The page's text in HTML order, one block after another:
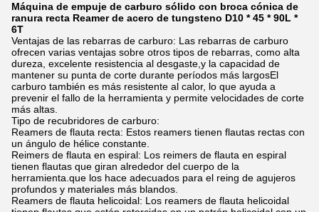
Máquina de empuje de carburo sólido con broca cónica de
ranura recta Reamer de acero de tungsteno D10 * 45 * 90L *
6T
Ventajas de las rebarras de carburo: Las rebarras de carburo
ofrecen varias ventajas sobre otros tipos de rebarras, como alta
dureza, excelente resistencia al desgaste,y la capacidad de
mantener su punta de corte durante períodos más largosEl
carburo también es más resistente al calor, lo que ayuda a
prevenir el fallo de la herramienta y permite velocidades de corte
más altas.
Tipo de recubridores de carburo:
Reamers de flauta recta: Estos reamers tienen flautas rectas con
un ángulo de hélice constante.
Reimers de flauta en espiral: Los reimers de flauta en espiral
tienen flautas que giran alrededor del cuerpo de la
herramienta.que los hace adecuados para el reing de agujeros
profundos y materiales más blandos.
Reamers de flauta helicoidal: Los reamers de flauta helicoidal